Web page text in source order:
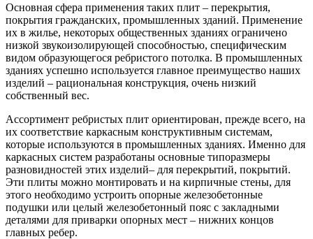
Основная сфера применения таких плит – перекрытия,
покрытия гражданских, промышленных зданий. Применение
их в жилье, некоторых общественных зданиях ограничено
низкой звукоизолирующей способностью, специфическим
видом образующегося ребристого потолка. В промышленных
зданиях успешно используется главное преимущество наших
изделий – рациональная конструкция, очень низкий
собственный вес.
Ассортимент ребристых плит ориентирован, прежде всего, на
их соответствие каркасным конструктивным системам,
которые используются в промышленных зданиях. Именно для
каркасных систем разработаны основные типоразмеры
разновидностей этих изделий– для перекрытий, покрытий.
Эти плиты можно монтировать и на кирпичные стены, для
этого необходимо устроить опорные железобетонные
подушки или целый железобетонный пояс с закладными
деталями для приварки опорных мест – нижних концов
главных ребер.